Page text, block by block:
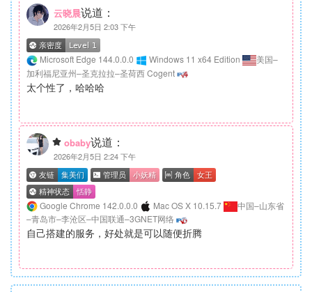
云晓晨说道：
2026年2月5日 2:03 下午
Microsoft Edge 144.0.0.0 Windows 11 x64 Edition
美国–
加利福尼亚州–圣克拉拉–圣荷西 Cogent
太个性了，哈哈哈
obaby说道：
2026年2月5日 2:24 下午
Google Chrome 142.0.0.0 Mac OS X 10.15.7
中国–山东省
–青岛市–李沧区–中国联通–3GNET网络
自己搭建的服务，好处就是可以随便折腾